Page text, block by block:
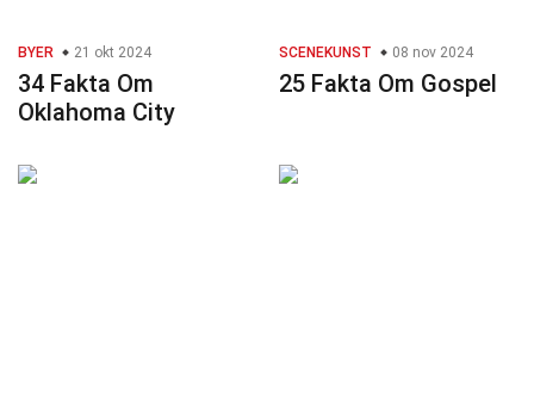
BYER 21 okt 2024
34 Fakta Om
Oklahoma City
SCENEKUNST 08 nov 2024
25 Fakta Om Gospel